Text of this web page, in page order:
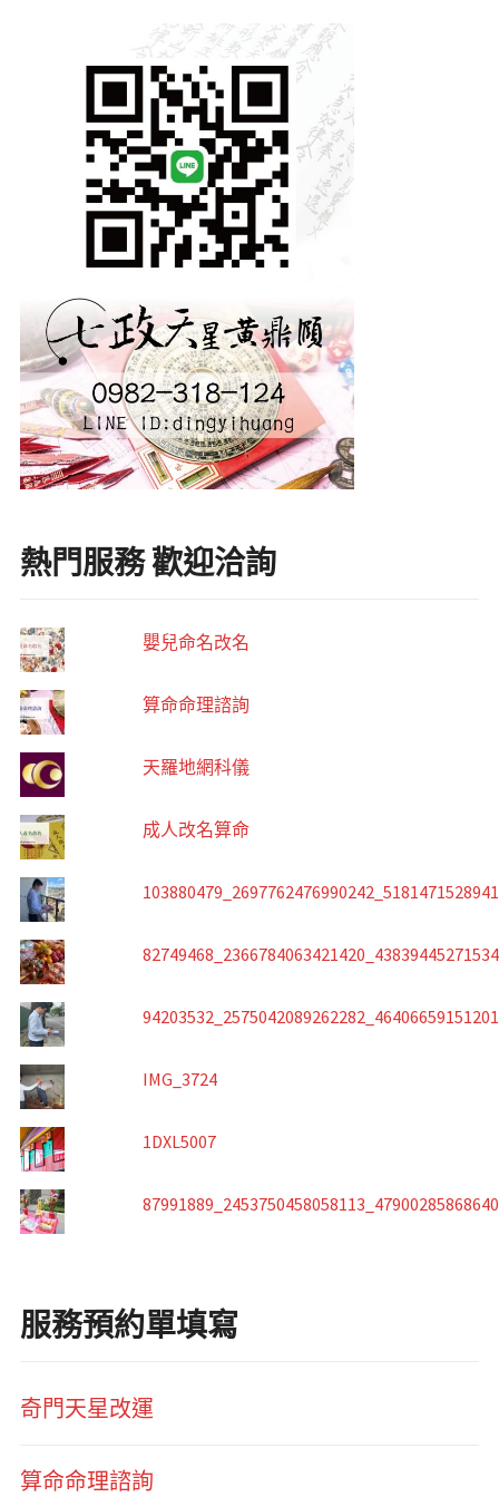
熱門服務 歡迎洽詢
嬰兒命名改名
算命命理諮詢
天羅地網科儀
成人改名算命
IMG_3724
1DXL5007
服務預約單填寫
奇門天星改運
算命命理諮詢